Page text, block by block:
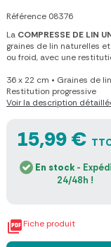
Référence 08376
La COMPRESSE DE LIN
graines de lin naturelles
ou froid, avec une
36 x 22 cm • Graines de
Restitution progressive
Voir la description
15,99 €
En stock-
24/48h !
Fiche produit